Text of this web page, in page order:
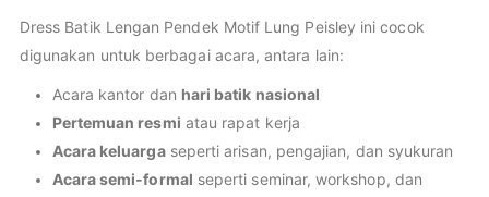
Dress Batik Lengan Pendek Motif Lung Peisley ini cocok
digunakan untuk berbagai acara, antara lain:
Acara kantor dan hari batik nasional
Pertemuan resmi atau rapat kerja
Acara keluargaseperti arisan, pengajian, dan syukuran
Acara semi-formal seperti seminar, workshop, dan